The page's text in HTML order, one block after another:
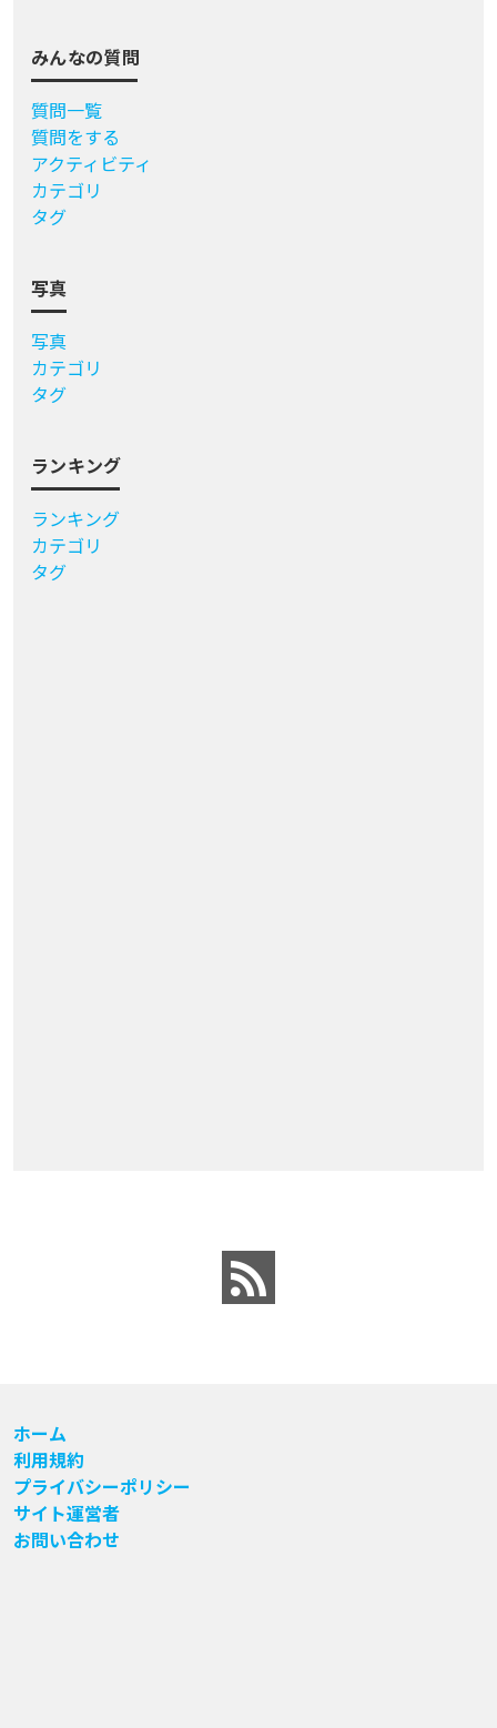
みんなの質問
質問一覧
質問をする
アクティビティ
カテゴリ
タグ
写真
写真
カテゴリ
タグ
ランキング
ランキング
カテゴリ
タグ
ホーム
利用規約
プライバシーポリシー
サイト運営者
お問い合わせ